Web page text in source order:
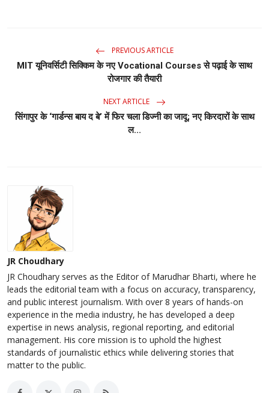
PREVIOUS ARTICLE
MIT यूनिवर्सिटी सिक्किम के नए Vocational Courses से पढ़ाई के साथ
रोजगार की तैयारी
NEXT ARTICLE
सिंगापुर के ‘गार्डन्स बाय द बे’ में फिर चला डिज्नी का जादू; नए किरदारों के साथ
ल...
JR Choudhary
JR Choudhary serves as the Editor of Marudhar Bharti, where he
leads the editorial team with a focus on accuracy, transparency,
and public interest journalism. With over 8 years of hands-on
experience in the media industry, he has developed a deep
expertise in news analysis, regional reporting, and editorial
management. His core mission is to uphold the highest
standards of journalistic ethics while delivering stories that
matter to the public.